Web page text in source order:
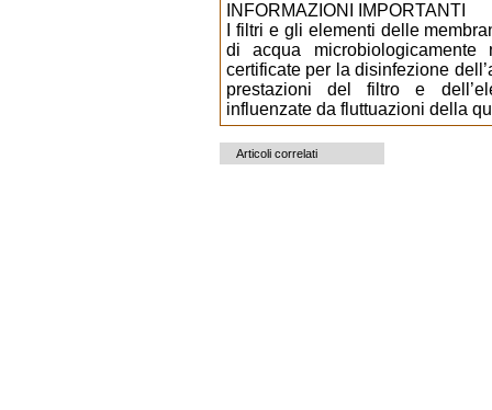
INFORMAZIONI IMPORTANTI
I filtri e gli elementi delle
di acqua
certificate per la disinfezione
prestazioni del filtro e
influenzate da fluttuazioni della
Articoli correlati